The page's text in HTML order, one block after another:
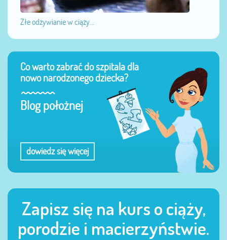
Złe odżywianie w ciąży...
Co warto zabrać do szpitala dla
nowo narodzonego dziecka?
Blog położnej
dowiedz się więcej
Zapisz się na kurs o ciąży,
porodzie i macierzyństwie.